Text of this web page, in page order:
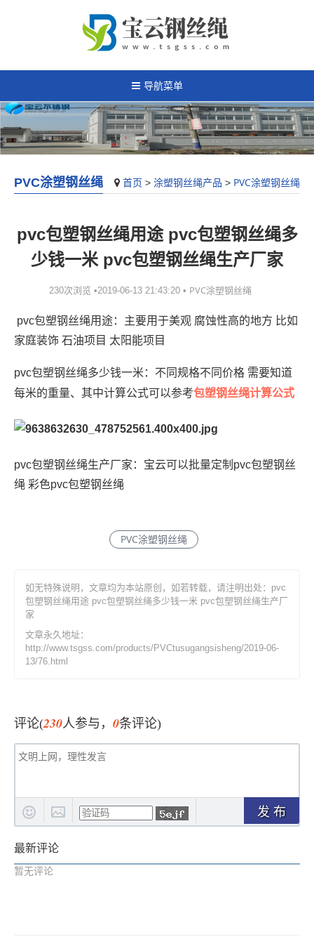
导航菜单
首页 > 涂塑钢丝绳产品 > PVC涂塑钢丝绳
PVC涂塑钢丝绳
pvc包塑钢丝绳用途 pvc包塑钢丝绳多
少钱一米 pvc包塑钢丝绳生产厂家
230次浏览 •2019-06-13 21:43:20 • PVC涂塑钢丝绳
pvc包塑钢丝绳用途：主要用于美观 腐蚀性高的地方 比如
家庭装饰 石油项目 太阳能项目
pvc包塑钢丝绳多少钱一米：不同规格不同价格 需要知道
每米的重量、其中计算公式可以参考包塑钢丝绳计算公式
pvc包塑钢丝绳生产厂家：宝云可以批量定制pvc包塑钢丝
绳 彩色pvc包塑钢丝绳
PVC涂塑钢丝绳
如无特殊说明，文章均为本站原创 ，如若转载，请注明出处： pvc
包塑钢丝绳用途 pvc包塑钢丝绳多少钱一米 pvc包塑钢丝绳生产厂
家
文章永久地址：
http://www.tsgss.com/products/PVCtusugangsisheng/2019-06-
13/76.html
评论(230人参与， 0条评论)
发 布
最新评论
暂无评论